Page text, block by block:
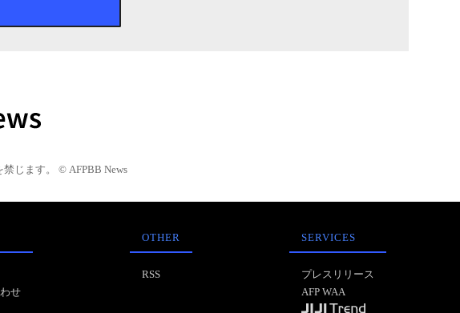
じます。 © AFPBB News
せ
OTHER
RSS
SERVICES
プレスリリース
AFP WAA